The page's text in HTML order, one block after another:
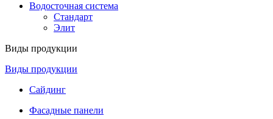
Водосточная система
Стандарт
Элит
Виды продукции
Виды продукции
Сайдинг
Фасадные панели